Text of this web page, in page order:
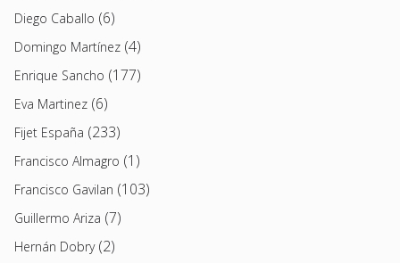
Diego Caballo (6)
Domingo Martínez (4)
Enrique Sancho (177)
Eva Martinez (6)
Fijet España (233)
Francisco Almagro (1)
Francisco Gavilan (103)
Guillermo Ariza (7)
Hernán Dobry(2)